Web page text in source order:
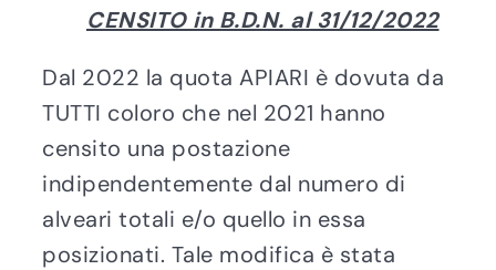
CENSITO in B.D.N. al 31/12/2022
Dal 2022 la quota APIARI è dovuta da
TUTTI coloro che nel 2021 hanno
censito una postazione
indipendentemente dal numero di
alveari totali e/o quello in essa
posizionati. Tale modifica è stata